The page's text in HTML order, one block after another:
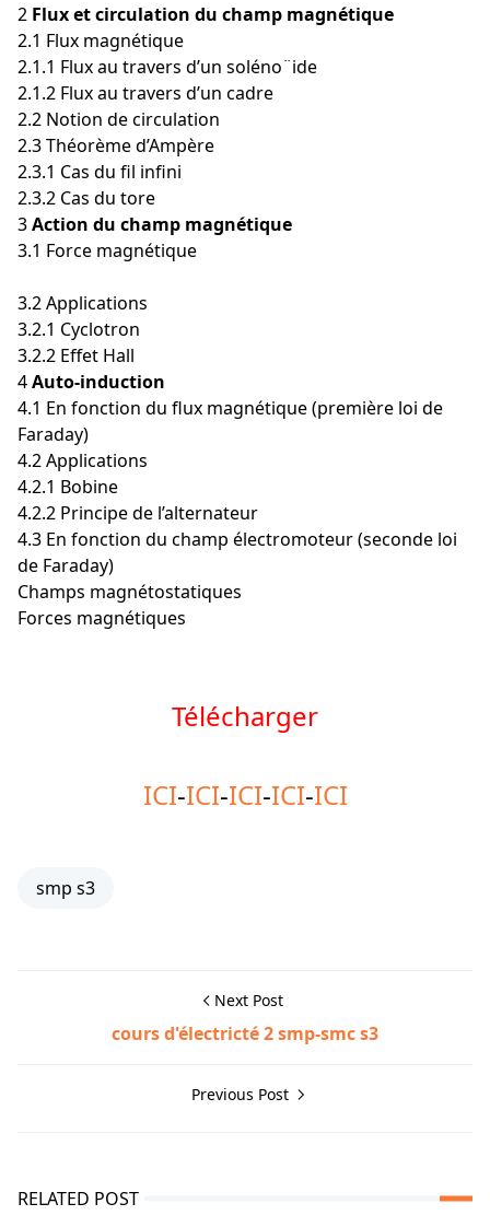
2 Flux et circulation du champ magnétique
2.1 Flux magnétique
2.1.1 Flux au travers d’un soléno¨ide
2.1.2 Flux au travers d’un cadre
2.2 Notion de circulation
2.3 Théorème d’Ampère
2.3.1 Cas du fil infini
2.3.2 Cas du tore
3Action du champ magnétique
3.1 Force magnétique
3.2 Applications
3.2.1 Cyclotron
3.2.2 Effet Hall
4Auto-induction
4.1 En fonction du flux magnétique (première loi de
Faraday)
4.2 Applications
4.2.1 Bobine
4.2.2 Principe de l’alternateur
4.3 En fonction du champ électromoteur (seconde loi
de Faraday)
Champs magnétostatiques
Forces magnétiques
Télécharger
ICI-ICI-ICI-ICI-ICI
smp s3
Next Post
cours d'électricté 2 smp-smc s3
Previous Post
RELATED POST